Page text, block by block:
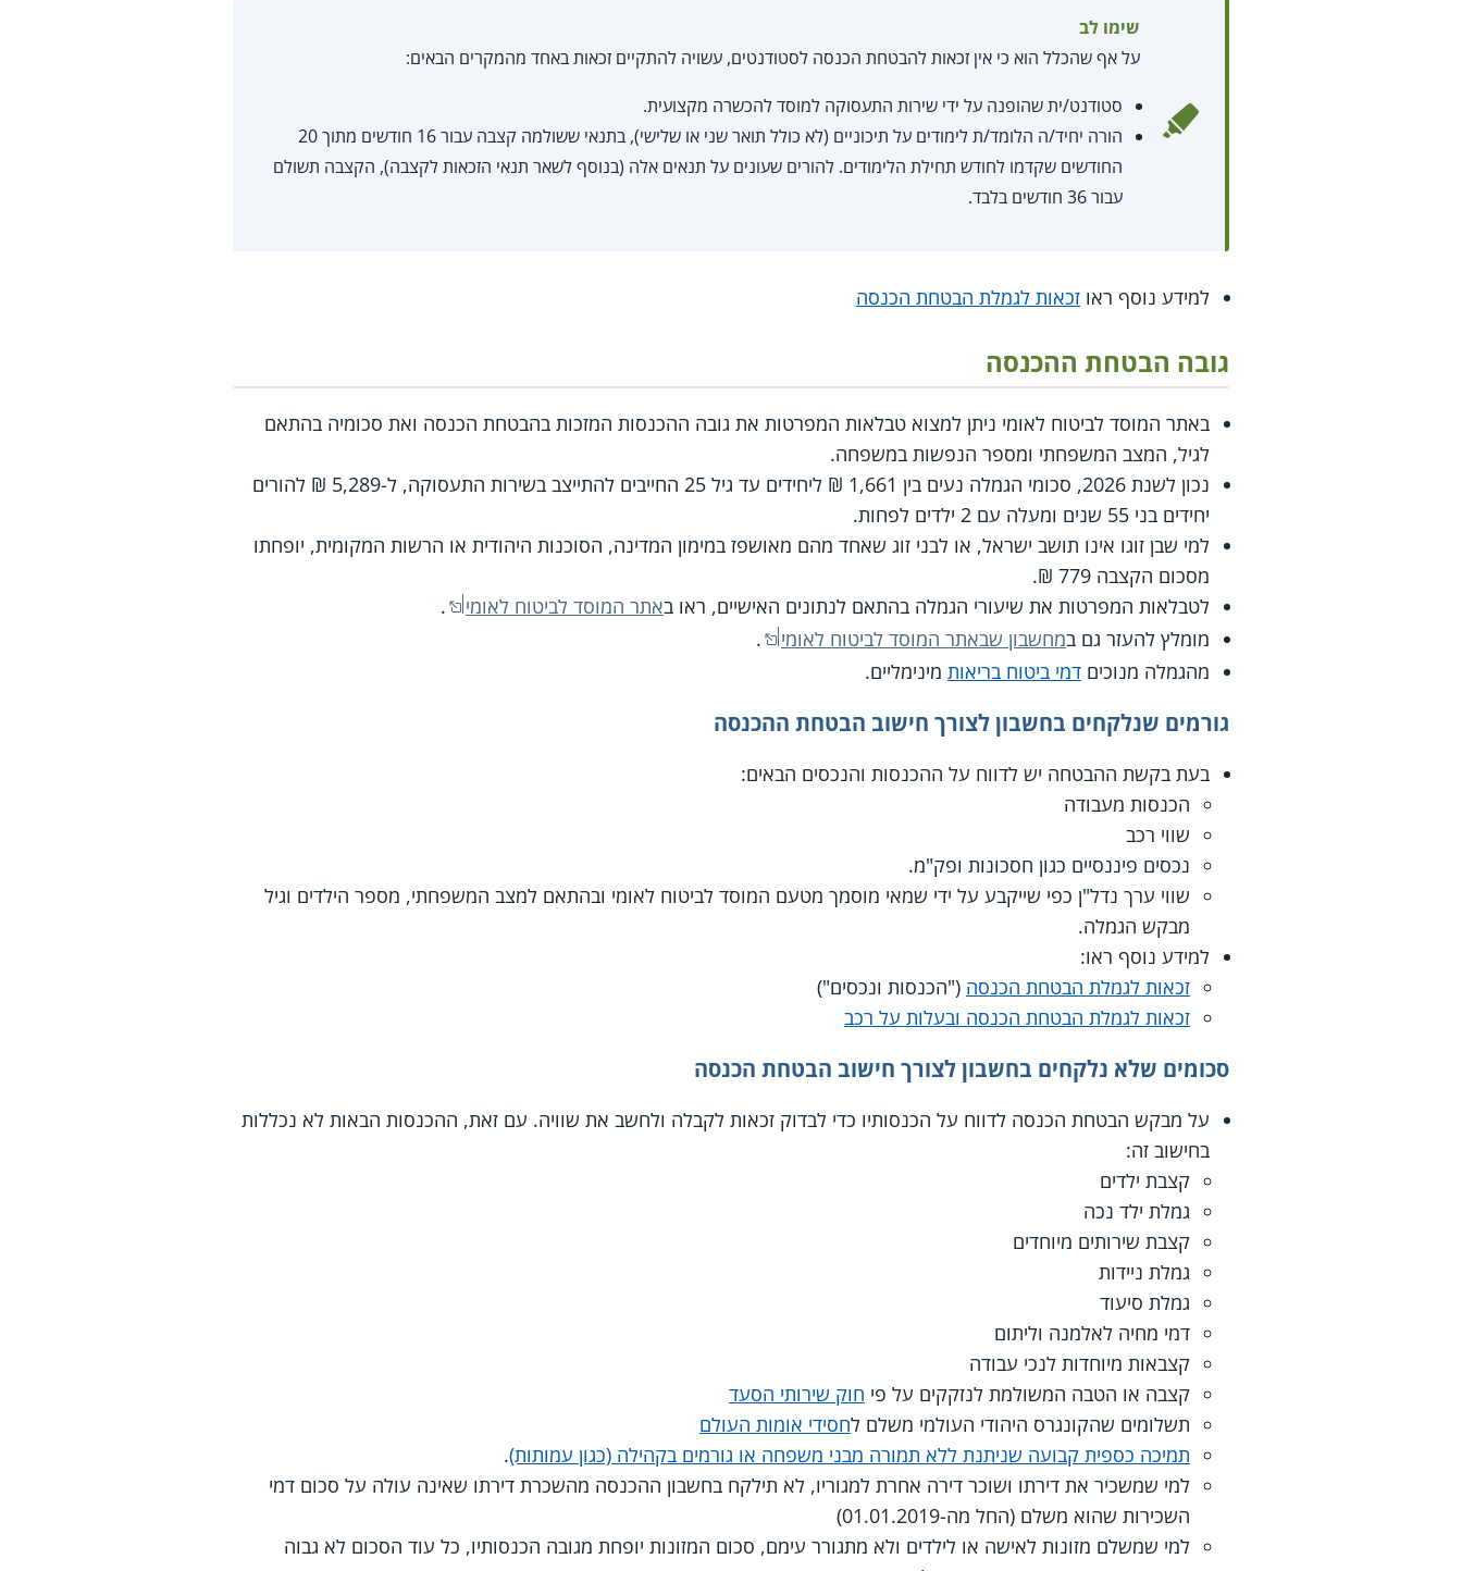
שימו לב
על אף שהכלל הוא כי אין זכאות להבטחת הכנסה לסטודנטים, עשויה להתקיים זכאות באחד מהמקרים הבאים:
סטודנט/ית שהופנה על ידי שירות התעסוקה למוסד להכשרה מקצועית.
הורה יחיד/ה הלומד/ת לימודים על תיכוניים (לא כולל תואר שני או שלישי), בתנאי ששולמה קצבה עבור 16 חודשים מתוך 20
החודשים שקדמו לחודש תחילת הלימודים. להורים שעונים על תנאים אלה (בנוסף לשאר תנאי הזכאות לקצבה), הקצבה תשולם
עבור 36 חודשים בלבד.
למידע נוסף ראו זכאות לגמלת הבטחת הכנסה
גובה הבטחת ההכנסה
באתר המוסד לביטוח לאומי ניתן למצוא טבלאות המפרטות את גובה ההכנסות המזכות בהבטחת הכנסה ואת סכומיה בהתאם
לגיל, המצב המשפחתי ומספר הנפשות במשפחה.
נכון לשנת 2026, סכומי הגמלה נעים בין 1,661 ₪ ליחידים עד גיל 25 החייבים להתייצב בשירות התעסוקה, ל-5,289 ₪ להורים
יחידים בני 55 שנים ומעלה עם 2 ילדים לפחות.
למי שבן זוגו אינו תושב ישראל, או לבני זוג שאחד מהם מאושפז במימון המדינה, הסוכנות היהודית או הרשות המקומית, יופחתו
מסכום הקצבה 779 ₪.
לטבלאות המפרטות את שיעורי הגמלה בהתאם לנתונים האישיים, ראו באתר המוסד לביטוח לאומי
.
מומלץ להעזר גם במחשבון שבאתר המוסד לביטוח לאומי
.
מהגמלה מנוכים דמי ביטוח בריאות מינימליים.
גורמים שנלקחים בחשבון לצורך חישוב הבטחת ההכנסה
בעת בקשת ההבטחה יש לדווח על ההכנסות והנכסים הבאים:
הכנסות מעבודה
שווי רכב
נכסים פיננסיים כגון חסכונות ופק"מ.
שווי ערך נדל"ן כפי שייקבע על ידי שמאי מוסמך מטעם המוסד לביטוח לאומי ובהתאם למצב המשפחתי, מספר הילדים וגיל
מבקש הגמלה.
למידע נוסף ראו:
זכאות לגמלת הבטחת הכנסה ("הכנסות ונכסים")
זכאות לגמלת הבטחת הכנסה ובעלות על רכב
סכומים שלא נלקחים בחשבון לצורך חישוב הבטחת הכנסה
על מבקש הבטחת הכנסה לדווח על הכנסותיו כדי לבדוק זכאות לקבלה ולחשב את שוויה. עם זאת, ההכנסות הבאות לא נכללות
בחישוב זה:
קצבת ילדים
גמלת ילד נכה
קצבת שירותים מיוחדים
גמלת ניידות
גמלת סיעוד
דמי מחיה לאלמנה וליתום
קצבאות מיוחדות לנכי עבודה
קצבה או הטבה המשולמת לנזקקים על פי חוק שירותי הסעד
תשלומים שהקונגרס היהודי העולמי משלם לחסידי אומות העולם
תמיכה כספית קבועה שניתנת ללא תמורה מבני משפחה או גורמים בקהילה (כגון עמותות).
למי שמשכיר את דירתו ושוכר דירה אחרת למגוריו, לא תילקח בחשבון ההכנסה מהשכרת דירתו שאינה עולה על סכום דמי
השכירות שהוא משלם (החל מה-01.01.2019)
למי שמשלם מזונות לאישה או לילדים ולא מתגורר עימם, סכום המזונות יופחת מגובה הכנסותיו, כל עוד הסכום לא גבוה